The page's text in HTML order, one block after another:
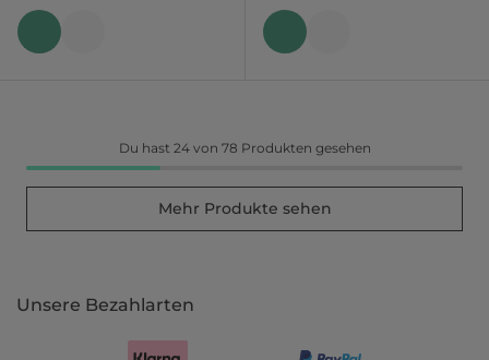
Du hast 24 von 78 Produkten gesehen
Mehr Produkte sehen
Unsere Bezahlarten